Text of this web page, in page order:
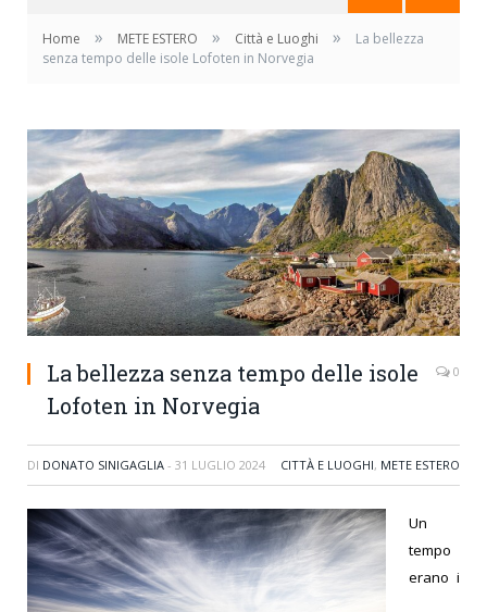
Home » METE ESTERO » Città e Luoghi »
La bellezza
senza tempo delle isole Lofoten in Norvegia
La bellezza senza tempo delle isole
Lofoten in Norvegia
0
DI DONATO SINIGAGLIA - 31 LUGLIO 2024 CITTÀ E LUOGHI, METE ESTERO
Un
tempo
erano i